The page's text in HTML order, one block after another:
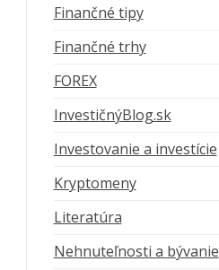
Finančné tipy
Finančné trhy
FOREX
InvestičnýBlog.sk
Investovanie a investície
Kryptomeny
Literatúra
Nehnuteľnosti a bývanie